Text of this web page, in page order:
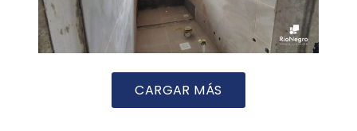
CARGAR MÁS